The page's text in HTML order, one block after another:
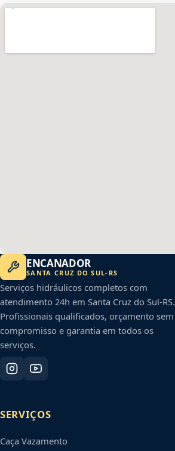
ENCANADOR
SANTA CRUZ DO SUL- RS
Serviços hidráulicos completos com
atendimento 24h em Santa Cruz do Sul-RS.
Profissionais qualificados, orçamento sem
compromisso e garantia em todos os
serviços.
SERVIÇOS
Caça Vazamento